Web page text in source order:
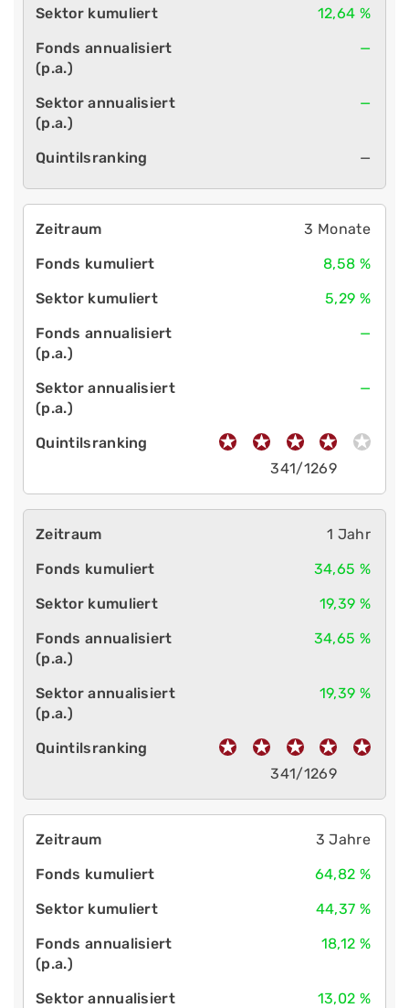
12,64 %
—
—
—
3 Monate
8,58 %
5,29 %
—
—
341/1269
1 Jahr
34,65 %
19,39 %
34,65 %
19,39 %
341/1269
3 Jahre
64,82 %
44,37 %
18,12 %
13,02 %